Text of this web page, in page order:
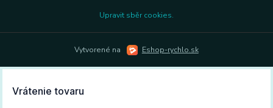
Upravit sběr cookies.
Vytvorené na Eshop-rychlo.sk